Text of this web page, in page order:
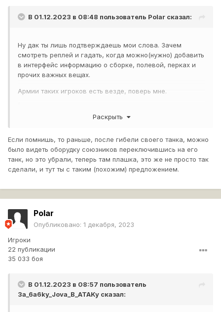
В 01.12.2023 в 08:48 пользователь Polar сказал:
Ну дак ты лишь подтверждаешь мои слова. Зачем
смотреть реплей и гадать, когда можно(нужно) добавить
в интерфейс информацию о сборке, полевой, перках и
прочих важных вещах.
Армии таких игроков есть везде, поверь мне.
Показать содержимое
Раскрыть
Если помнишь, то раньше, после гибели своего танка, можно
было видеть оборудку союзников переключившись на его
танк, но это убрали, теперь там плашка, это же не просто так
сделали, и тут ты с таким (похожим) предложением.
Polar
Опубликовано: 1 декабря, 2023
Игроки
22 публикации
35 033 боя
В 01.12.2023 в 08:57 пользователь
3a_6a6ky_Jova_B_ATAKy сказал: